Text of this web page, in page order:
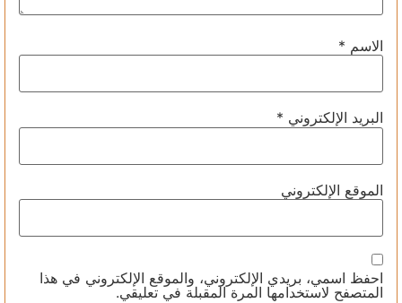
الاسم *
البريد الإلكتروني *
الموقع الإلكتروني
احفظ اسمي، بريدي الإلكتروني، والموقع الإلكتروني في هذا
المتصفح لاستخدامها المرة المقبلة في تعليقي.